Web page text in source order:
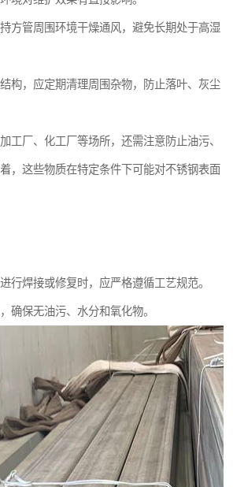
方管周围环境干燥通风，避免长期处于高湿
构，应定期清理周围杂物，防止落叶、灰尘
工厂、化工厂等场所，还需注意防止油污、
，这些物质在特定条件下可能对不锈钢表面
行焊接或修复时，应严格遵循工艺规范。
确保无油污、水分和氧化物。